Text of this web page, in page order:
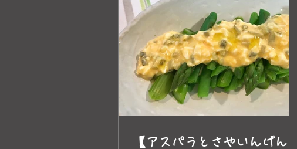
【アスパラとさやいんげんの